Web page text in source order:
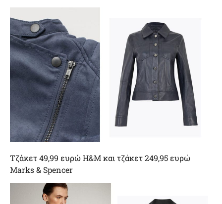
Tζάκετ 49,99 ευρώ H&M και τζάκετ 249,95 ευρώ
Marks & Spencer